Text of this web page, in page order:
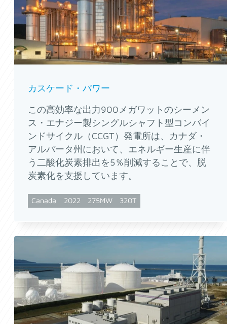
カスケード・パワー
この高効率な出力900メガワットのシーメン
ス・エナジー製シングルシャフト型コンバイ
ンドサイクル（CCGT）発電所は、カナダ・
アルバータ州において、エネルギー生産に伴
う二酸化炭素排出を5％削減することで、脱
炭素化を支援しています。
Canada 2022 275MW 320T